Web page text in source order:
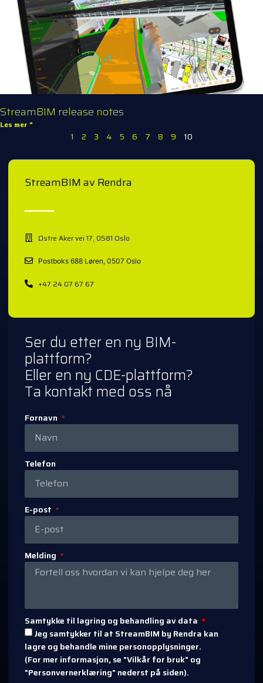
StreamBIM release notes
Les mer "
1 2 3 4 5 6 7 8 9 10
StreamBIM av Rendra
Østre Aker vei 17, 0581 Oslo
Postboks 688 Løren, 0507 Oslo
+47 24 07 67 67
Ser du etter en ny BIM-
plattform?
Eller en ny CDE-plattform?
Ta kontakt med oss nå
Fornavn
Telefon
E-post
Melding
Samtykke til lagring og behandling av data
Jeg samtykker til at StreamBIM by Rendra kan
lagre og behandle mine personopplysninger.
(For mer informasjon, se "Vilkår for bruk" og
"Personvernerklæring" nederst på siden).